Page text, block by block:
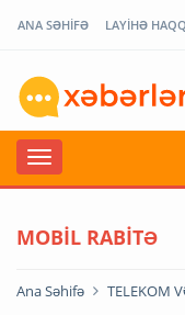
ANA SƏHİFƏ LAYİHƏ
MOBİL RABİTƏ
Ana Səhifə TELEKOM